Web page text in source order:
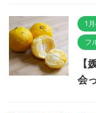
1
フ
【
会